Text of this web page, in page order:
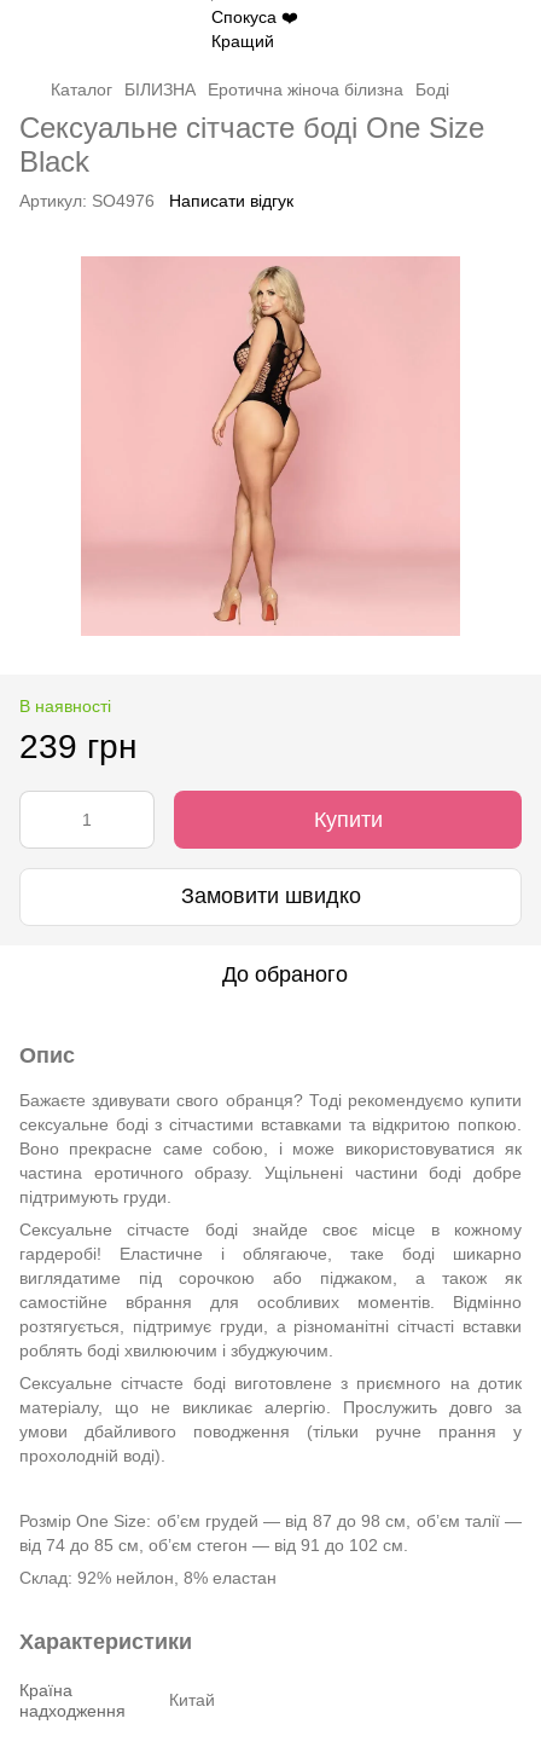
Каталог БІЛИЗНА Еротична жіноча білизна Боді
Сексуальне сітчасте боді One Size
Black
Артикул: SO4976 Написати відгук
В наявності
239 грн
Купити
Замовити швидко
До обраного
Опис
Бажаєте здивувати свого обранця? Тоді рекомендуємо купити
сексуальне боді з сітчастими вставками та відкритою попкою.
Воно прекрасне саме собою, і може використовуватися як
частина еротичного образу. Ущільнені частини боді добре
підтримують груди.
Сексуальне сітчасте боді знайде своє місце в кожному
гардеробі! Еластичне і облягаюче, таке боді шикарно
виглядатиме під сорочкою або піджаком, а також як
самостійне вбрання для особливих моментів. Відмінно
розтягується, підтримує груди, а різноманітні сітчасті вставки
роблять боді хвилюючим і збуджуючим.
Сексуальне сітчасте боді виготовлене з приємного на дотик
матеріалу, що не викликає алергію. Прослужить довго за
умови дбайливого поводження (тільки ручне прання у
прохолодній воді).
Розмір One Size: об’єм грудей — від 87 до 98 см, об’єм талії —
від 74 до 85 см, об’єм стегон — від 91 до 102 см.
Склад: 92% нейлон, 8% еластан
Характеристики
Країна
надходження
Китай